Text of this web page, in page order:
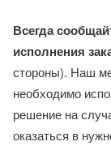
Всегда
исполнения
стороны). Наш
необходимо
решение на
оказаться в